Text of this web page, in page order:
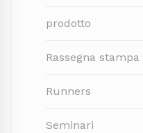
prodotto
Rassegna stampa
Runners
Seminari